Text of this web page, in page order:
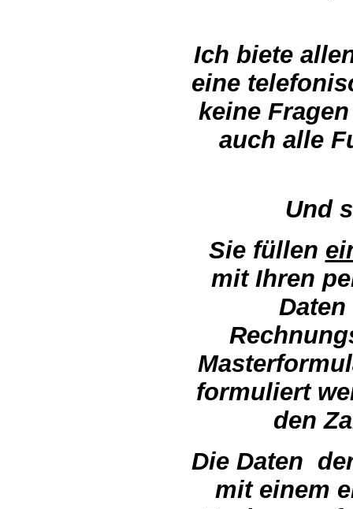
Ich biete
eine
keine
auch alle
Und
Sie füllen
mit Ihren
formuliert
den
Die Daten
mit einem